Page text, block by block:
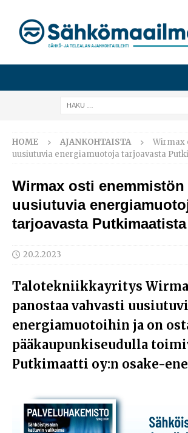
HOME AJANKOHTAISTA
Wirmax
uusiutuvia energiamuotoja tarjoavasta
Wirmax osti enemmistön
uusiutuvia
tarjoavasta Putkimaatista
20.2.2023
Talotekniikkayritys
panostaa vahvasti
energiamuotoihin ja on
pääkaupunkiseudulla
Putkimaatti oy:n osake-